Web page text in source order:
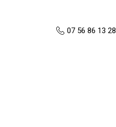
07 56 86 13 28